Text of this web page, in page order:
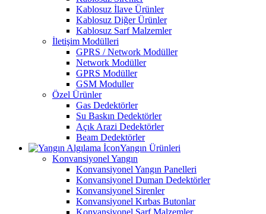
Kablosuz İlave Ürünler
Kablosuz Diğer Ürünler
Kablosuz Sarf Malzemler
İletişim Modülleri
GPRS / Network Modüller
Network Modüller
GPRS Modüller
GSM Moduller
Özel Ürünler
Gas Dedektörler
Su Baskın Dedektörler
Açık Arazi Dedektörler
Beam Dedektörler
Yangın Ürünleri
Konvansiyonel Yangın
Konvansiyonel Yangın Panelleri
Konvansiyonel Duman Dedektörler
Konvansiyonel Sirenler
Konvansiyonel Kırbas Butonlar
Konvansiyonel Sarf Malzemler